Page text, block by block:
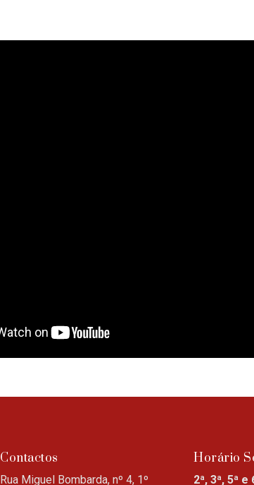
Contactos
Rua Miguel Bombarda, nº 4, 1º
Horário
2ª, 3ª, 5ª